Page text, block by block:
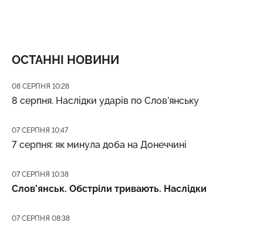
ОСТАННІ НОВИНИ
Дата публікації
08 СЕРПНЯ 10:28
8 серпня. Наслідки ударів по Слов’янську
Дата публікації
07 СЕРПНЯ 10:47
7 серпня: як минула доба на Донеччині
Дата публікації
07 СЕРПНЯ 10:38
Слов’янськ. Обстріли тривають. Наслідки
Дата публікації
07 СЕРПНЯ 08:38